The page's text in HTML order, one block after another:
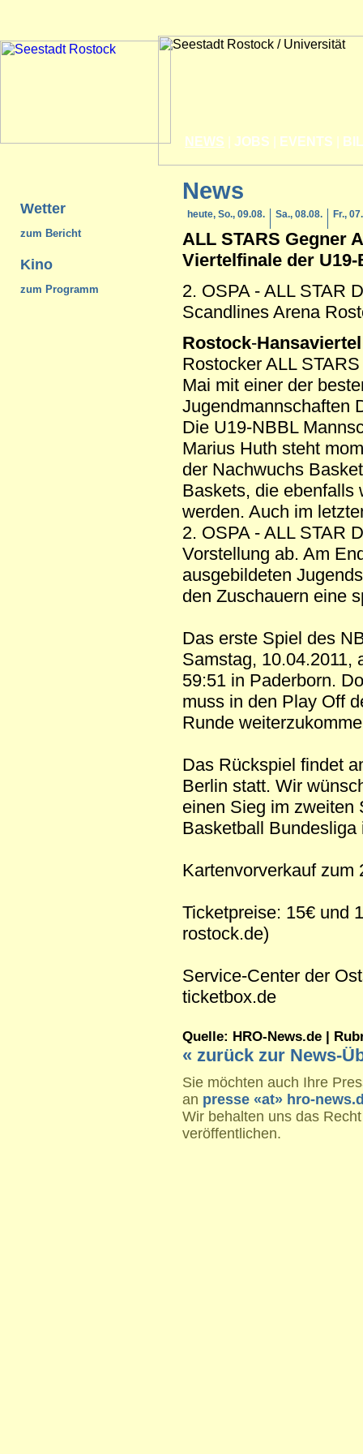
NEWS JOBS EVENTS
Wetter
zum Bericht
Kino
zum Programm
News
heute, So., 09.08. Sa., 08.08. Fr.,
ALL STARS Gegner
Viertelfinale der
2. OSPA - ALL STAR
Scandlines Arena
Rostock-Hansaviertel
Rostocker ALL
Mai mit einer der
Jugendmannschaften
Die U19-NBBL
Marius Huth steht
der Nachwuchs
Baskets, die ebenfalls
werden. Auch im
2. OSPA - ALL STAR
Vorstellung ab. Am
ausgebildeten
den Zuschauern eine
Das erste Spiel des
Samstag, 10.04.2011,
59:51 in Paderborn.
muss in den Play Off
Runde
Das Rückspiel findet
Berlin statt. Wir
einen Sieg im zweiten
Basketball Bundesliga
Kartenvorverkauf zum
Ticketpreise: 15€ und
rostock.de)
Service-Center der
ticketbox.de
Quelle: HRO-News.de |
« zurück zur News-
Sie möchten auch Ihre
an presse «at» hro-
Wir behalten uns das
veröffentlichen.